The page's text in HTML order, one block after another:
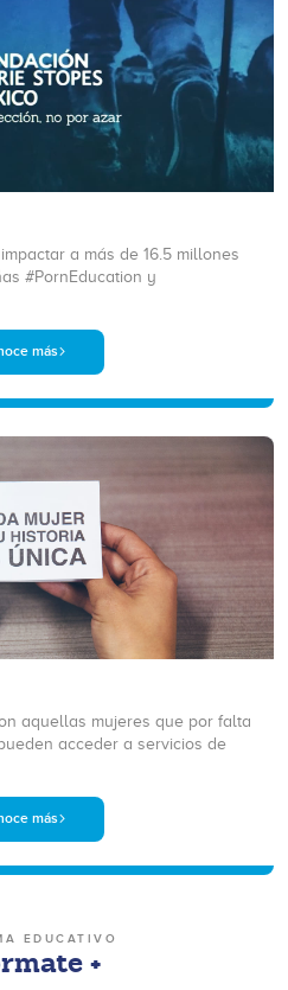
a más de 16.5 millones
#PornEducation y
más
aquellas mujeres que por falta
acceder a servicios de
más
EDUCATIVO
+